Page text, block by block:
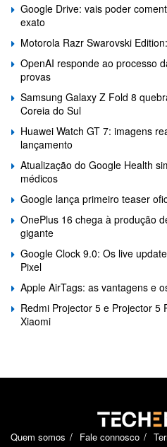
Google Drive: vais poder
exato
Motorola Razr Swarovski
OpenAI responde ao processo
provas
Samsung Galaxy Z Fold 8
Coreia do Sul
Huawei Watch GT 7: imagens
lançamento
Atualização do Google Health
médicos
Google lança primeiro teaser
OnePlus 16 chega à produção
gigante
Google Clock 9.0: Os live
Pixel
Apple AirTags: as vantagens e
Redmi Projector 5 e Projector 5
Xiaomi
Quem somos Fale connosco